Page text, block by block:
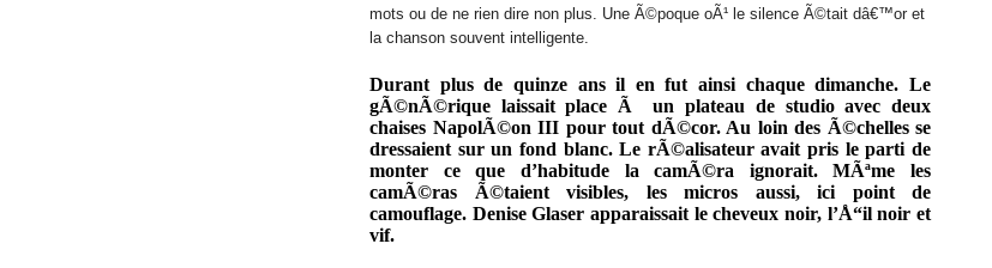
mots ou de ne rien dire non plus. Une Ã©poque oÃ¹ le silence Ã©tait dâ€™or et
la chanson souvent intelligente.
Durant plus de quinze ans il en fut ainsi chaque dimanche. Le
gÃ©nÃ©rique laissait place Ã un plateau de studio avec deux
chaises NapolÃ©on III pour tout dÃ©cor. Au loin des Ã©chelles se
dressaient sur un fond blanc. Le rÃ©alisateur avait pris le parti de
monter ce que d’habitude la camÃ©ra ignorait. MÃªme les
camÃ©ras Ã©taient visibles, les micros aussi, ici point de
camouflage. Denise Glaser apparaissait le cheveux noir, l’Å“il noir et
vif.